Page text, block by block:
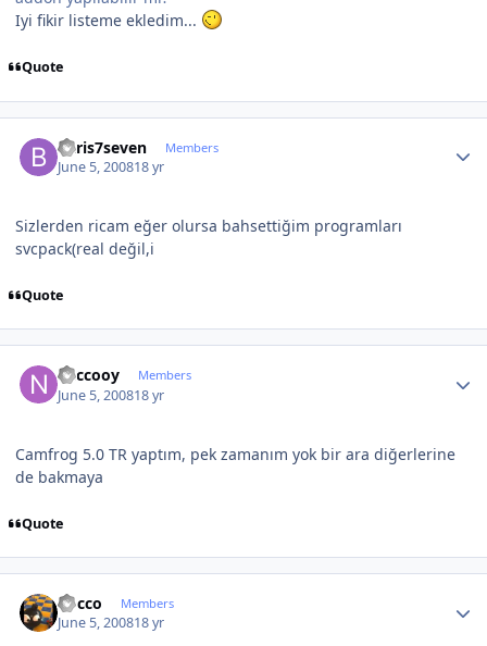
Iyi fikir listeme ekledim...
Quote
baris7seven Members
June 5, 200818 yr
Sizlerden ricam eğer olursa bahsettiğim programları
svcpack(real değil,i
Quote
neccooy Members
June 5, 200818 yr
Camfrog 5.0 TR yaptım, pek zamanım yok bir ara diğerlerine
de bakmaya
Quote
Rocco Members
June 5, 200818 yr